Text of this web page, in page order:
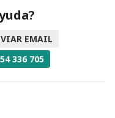
EMAIL
336 705